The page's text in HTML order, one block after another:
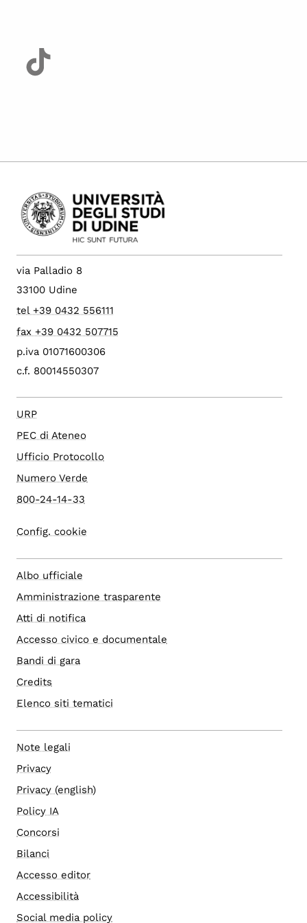
Comunicazione nascita figlio
Comunicazione ripresa formazione
Ferie
Autocertificazione residenza in Regione Friuli
Venezia Giulia
via Palladio 8
33100 Udine
tel +39 0432 556111
fax +39 0432 507715
p.iva 01071600306
c.f. 80014550307
URP
PEC di Ateneo
Ufficio Protocollo
Numero Verde
800-24-14-33
Config. cookie
Albo ufficiale
Amministrazione trasparente
Atti di notifica
Accesso civico e documentale
Bandi di gara
Credits
Elenco siti tematici
Note legali
Privacy
Privacy (english)
Policy IA
Concorsi
Bilanci
Accesso editor
Accessibilità
Social media policy